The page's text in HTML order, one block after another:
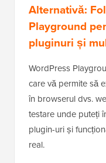
Alternativă:
Playground
pluginuri și
WordPress
care vă permite să
în browserul dvs.
testare unde puteți
plugin-uri și
real.